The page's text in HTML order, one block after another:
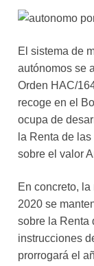
El sistema de
autónomos se
Orden HAC/
recoge en el
ocupa de
la Renta de
sobre el valor
En concreto,
2020 se
sobre la Renta
instrucciones
prorrogará el